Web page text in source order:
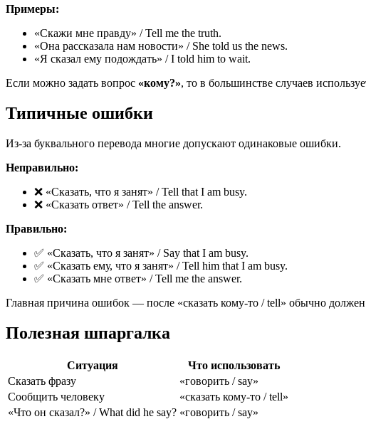
Примеры:
«Скажи мне правду» / Tell me the truth.
«Она рассказала нам новости» / She told us the news.
«Я сказал ему подождать» / I told him to wait.
Если можно задать вопрос «кому?», то в большинстве случаев
Типичные ошибки
Из-за буквального перевода многие допускают одинаковые ошибки.
Неправильно:
❌ «Сказать, что я занят» / Tell that I am busy.
❌ «Сказать ответ» / Tell the answer.
Правильно:
✅ «Сказать, что я занят» / Say that I am busy.
✅ «Сказать ему, что я занят» / Tell him that I am busy.
✅ «Сказать мне ответ» / Tell me the answer.
Главная причина ошибок — после «сказать кому-то / tell» обычно
Полезная шпаргалка
Ситуация
Что использовать
Сказать фразу
«говорить / say»
Сообщить человеку
«сказать кому-то / tell»
«Что он сказал?» / What did he say? «говорить / say»